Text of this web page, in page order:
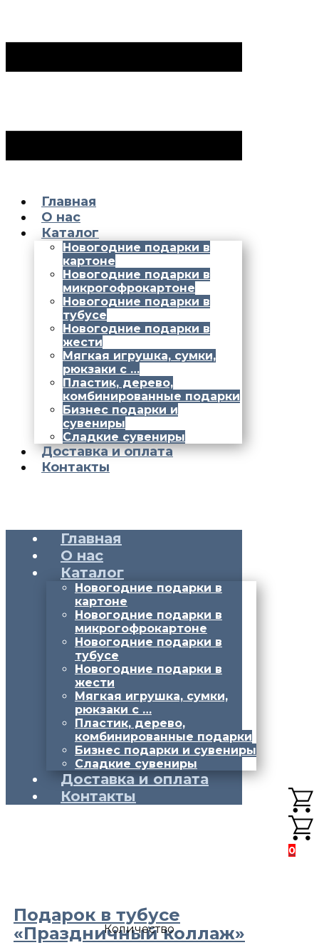
Главная
О нас
Каталог
Новогодние подарки в
картоне
Новогодние подарки в
микрогофрокартоне
Новогодние подарки в
тубусе
Новогодние подарки в
жести
Мягкая игрушка, сумки,
рюкзаки с …
Пластик, дерево,
комбинированные подарки
Бизнес подарки и
сувениры
Сладкие сувениры
Доставка и оплата
Контакты
Главная
О нас
Каталог
Новогодние подарки в
картоне
Новогодние подарки в
микрогофрокартоне
Новогодние подарки в
тубусе
Новогодние подарки в
жести
Мягкая игрушка, сумки,
рюкзаки с …
Пластик, дерево,
комбинированные подарки
Бизнес подарки и сувениры
Сладкие сувениры
Доставка и оплата
Контакты
0
Подарок в тубусе
«Праздничный коллаж»
Количество